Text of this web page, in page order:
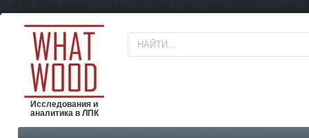
Исследования и
аналитика в ЛПК